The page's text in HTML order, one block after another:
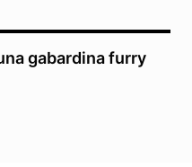
gabardina furry